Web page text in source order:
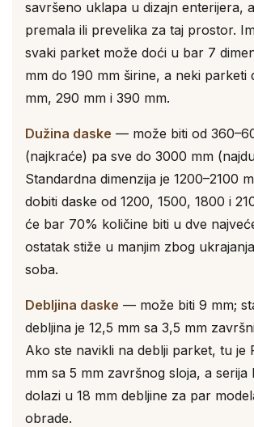
savršeno uklapa u dizajn enterijera,
premala ili prevelika za taj prostor.
svaki parket može doći u bar 7
mm do 190 mm širine, a neki parketi
mm, 290 mm i 390 mm.
Dužina daske — može biti od
(najkraće) pa sve do 3000 mm
Standardna dimenzija je 1200–2100
dobiti daske od 1200, 1500, 1800 i
će bar 70% količine biti u dve
ostatak stiže u manjim zbog
soba.
Debljina daske — može biti 9 mm;
debljina je 12,5 mm sa 3,5 mm
Ako ste navikli na deblji parket, tu je
mm sa 5 mm završnog sloja, a serija
dolazi u 18 mm debljine za par
obrade.